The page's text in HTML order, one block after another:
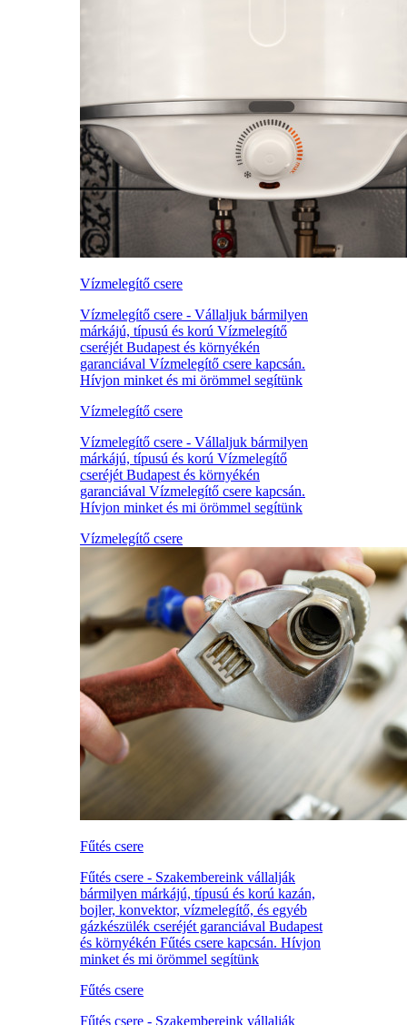
Vízmelegítő csere
Vízmelegítő csere - Vállaljuk bármilyen
márkájú, típusú és korú Vízmelegítő
cseréjét Budapest és környékén
garanciával Vízmelegítő csere kapcsán.
Hívjon minket és mi örömmel segítünk
Vízmelegítő csere
Vízmelegítő csere - Vállaljuk bármilyen
márkájú, típusú és korú Vízmelegítő
cseréjét Budapest és környékén
garanciával Vízmelegítő csere kapcsán.
Hívjon minket és mi örömmel segítünk
Vízmelegítő csere
Fűtés csere
Fűtés csere - Szakembereink vállalják
bármilyen márkájú, típusú és korú kazán,
bojler, konvektor, vízmelegítő, és egyéb
gázkészülék cseréjét garanciával Budapest
és környékén Fűtés csere kapcsán. Hívjon
minket és mi örömmel segítünk
Fűtés csere
Fűtés csere - Szakembereink vállalják